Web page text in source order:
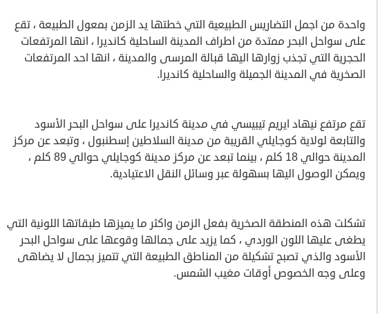
واحدة من اجمل التضاريس الطبيعية التي خطتها يد الزمن بمعول الطبيعة ، تقع
على سواحل البحر ممتدة من اطراف المدينة الساحلية كانديرا ، انها المرتفعات
الحجرية التي تجذب زوارها اليها قبالة المرسى والمدينة ، انها احد المرتفعات
الصخرية في المدينة الجميلة والساحلية كانديرا.
تقع مرتفع نيهاد ايريم تيبيسي في مدينة كانديرا على سواحل البحر الأسود
والتابعة لولاية كوجايلي القريبة من مدينة السلاطين إسطنبول ، وتبعد عن مركز
المدينة حوالي 18 كلم ، بينما تبعد عن مركز مدينة كوجايلي حوالي 89 كلم ،
ويمكن الوصول اليها بسهولة عبر وسائل النقل الاعتيادية.
تشكلت هذه المنطقة الصخرية بفعل الزمن واكثر ما يميزها طبقاتها اللونية التي
يطغى عليها اللون الوردي ، كما يزيد على جمالها وقوعها على سواحل البحر
الأسود والذي تصبح تشكيلة من المناطق الطبيعة التي تتميز بجمال لا يضاهى
وعلى وجه الخصوص أوقات مغيب الشمس.